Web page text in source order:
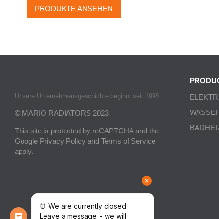
PRODUKTE ANSEHEN
Unsere Unternehmensgeschichte beginnt seit 1998
© MARIO RADIATORS 2023
This site is protected by reCAPTCHA and the
Google Privacy Policy and Terms of Service
apply.